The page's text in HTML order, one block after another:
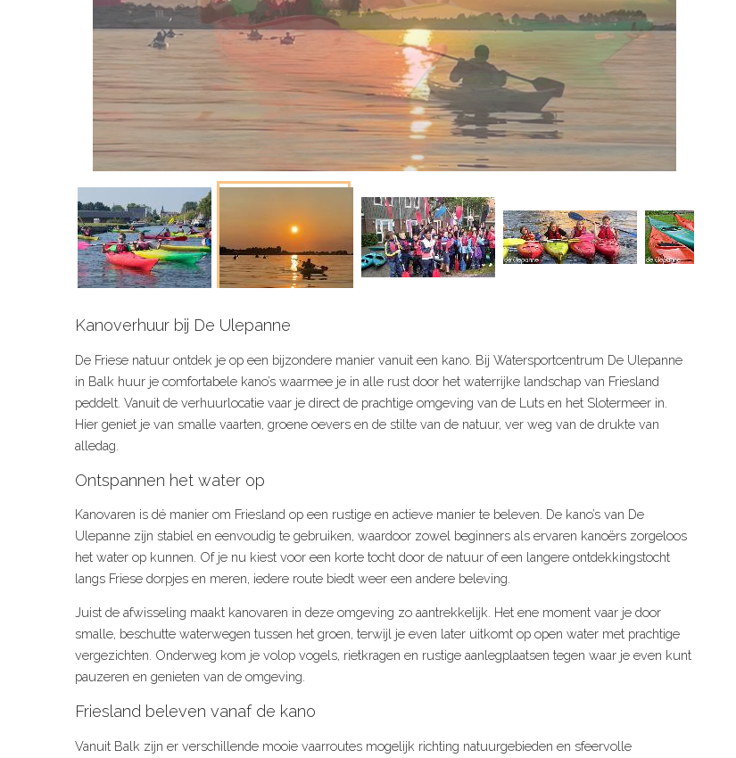
Kanoverhuur bij De Ulepanne
De Friese natuur ontdek je op een bijzondere manier vanuit een kano. Bij Watersportcentrum De Ulepanne
in Balk huur je comfortabele kano’s waarmee je in alle rust door het waterrijke landschap van Friesland
peddelt. Vanuit de verhuurlocatie vaar je direct de prachtige omgeving van de Luts en het Slotermeer in.
Hier geniet je van smalle vaarten, groene oevers en de stilte van de natuur, ver weg van de drukte van
alledag.
Ontspannen het water op
Kanovaren is dé manier om Friesland op een rustige en actieve manier te beleven. De kano’s van De
Ulepanne zijn stabiel en eenvoudig te gebruiken, waardoor zowel beginners als ervaren kanoërs zorgeloos
het water op kunnen. Of je nu kiest voor een korte tocht door de natuur of een langere ontdekkingstocht
langs Friese dorpjes en meren, iedere route biedt weer een andere beleving.
Juist de afwisseling maakt kanovaren in deze omgeving zo aantrekkelijk. Het ene moment vaar je door
smalle, beschutte waterwegen tussen het groen, terwijl je even later uitkomt op open water met prachtige
vergezichten. Onderweg kom je volop vogels, rietkragen en rustige aanlegplaatsen tegen waar je even kunt
pauzeren en genieten van de omgeving.
Friesland beleven vanaf de kano
Vanuit Balk zijn er verschillende mooie vaarroutes mogelijk richting natuurgebieden en sfeervolle